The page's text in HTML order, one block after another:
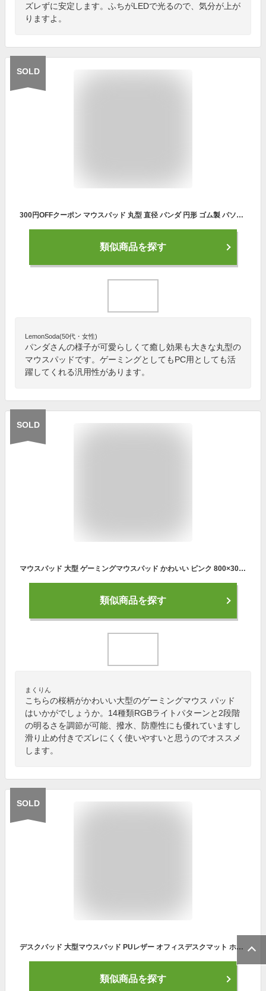
ズレずに安定します。ふちがLEDで光るので、気分が上が
りますよ。
SOLD
300円OFFクーポン マウスパッド 丸型 直径 パンダ 円形 ゴム製 パソコンPC用 防水 滑り止め 光学式マウス対応 おしゃれ かわいい 耐久性良い 熊 グリーン デスクラバーマット ゴム製裏面 低反発 携帯便利 BKVB
類似商品を探す
LemonSoda(50代・女性)
パンダさんの様子が可愛らしくて癒し効果も大きな丸型の
マウスパッドです。ゲーミングとしてもPC用としても活
躍してくれる汎用性があります。
SOLD
マウスパッド 大型 ゲーミングマウスパッド かわいい ピンク 800×300×4mm RGB 光るゲーム用マウスパッド 14モードライト 滑り止め 撥水 防塵 ズレない 桜柄 ゲーマーオフィスホーム用拡張ビッグキーボードとマウスパッドマット Mytrix
類似商品を探す
まくりん
こちらの桜柄がかわいい大型のゲーミングマウス パッド
はいかがでしょうか。14種類RGBライトパターンと2段階
の明るさを調節が可能、撥水、防塵性にも優れていますし
滑り止め付きでズレにくく使いやすいと思うのでオススメ
します。
SOLD
デスクパッド 大型マウスパッド PUレザー オフィスデスクマット ホーム用 ゲーミング パソコンマット 収納便利 防水 耐久性 80cm x 40cm
類似商品を探す